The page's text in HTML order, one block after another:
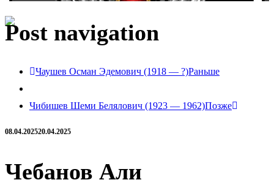
Post navigation
Чаушев Осман Эдемович (1918 — ?)Раньше
Чибишев Шеми Белялович (1923 — 1962)Позже
08.04.202520.04.2025
Чебанов Али